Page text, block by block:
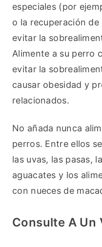
especiales (por
o la recuperación
evitar la
Alimente a su perro
evitar la
causar obesidad y
relacionados.
No añada nunca
perros. Entre ellos
las uvas, las pasas,
aguacates y los
con nueces de
Consulte A Un